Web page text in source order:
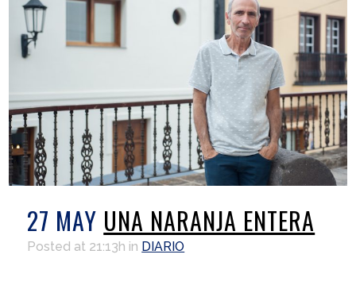
27 MAY UNA NARANJA ENTERA
Posted at 21:13h in DIARIO